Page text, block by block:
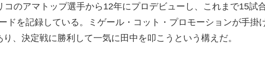
のアマトップ選手から12年にプロデビューし、これまで15試
ドを記録している。ミゲール・コット・プロモーションが手掛
、決定戦に勝利して一気に田中を叩こうという構えだ。